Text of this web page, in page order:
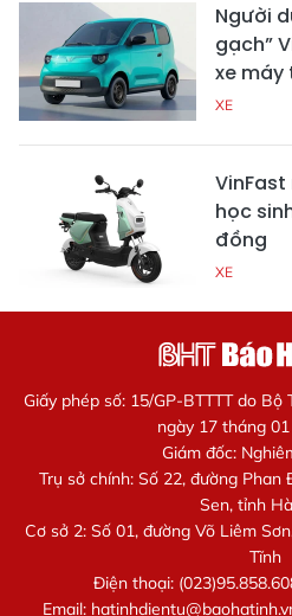
Người
gạch”
xe máy
XE
học
đồng
XE
Giấy phép số: 15/GP-BTTTT do
ngày 17 tháng
Giám đốc:
Trụ sở chính: Số 22, đường
Sen, tỉnh
Cơ sở 2: Số 01, đường Võ Liêm
Tĩnh
Điện thoại:
Email: